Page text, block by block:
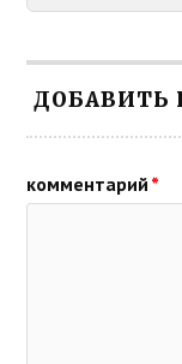
ДОБАВИТЬ
комментарий *